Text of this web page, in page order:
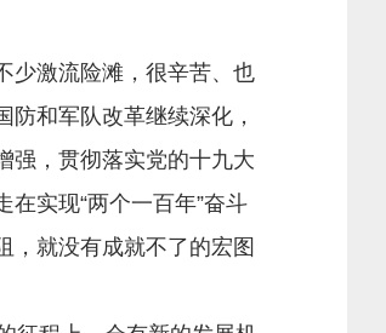
激流险滩，很辛苦、也
和军队改革继续深化，
强，贯彻落实党的十九大
实现“两个一百年”奋斗
，就没有成就不了的宏图